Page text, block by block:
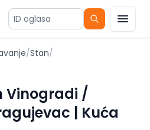
ID oglasa
/Stan/
Vinogradi /
| Kuća